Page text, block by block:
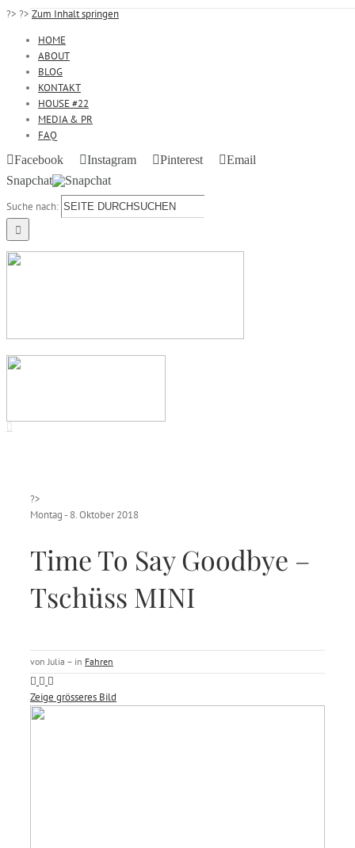
?> ?> Zum Inhalt springen
HOME
ABOUT
BLOG
KONTAKT
HOUSE #22
MEDIA & PR
FAQ
Facebook
Instagram Pinterest
Email
Snapchat
Suche nach:
?>
Montag - 8. Oktober 2018
Time To Say Goodbye –
Tschüss MINI
von Julia – in Fahren
Zeige grösseres Bild